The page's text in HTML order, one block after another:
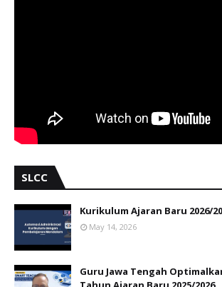
SLCC
Kurikulum Ajaran Baru 2026/
May 14, 2026
Guru Jawa Tengah